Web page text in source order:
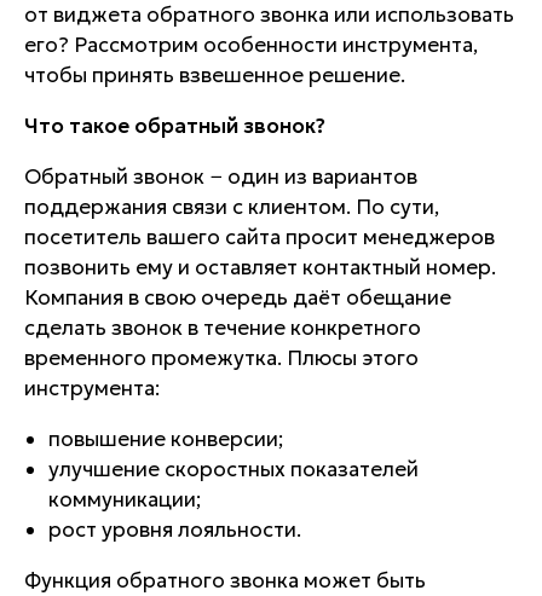
от виджета обратного звонка или использовать
его? Рассмотрим особенности инструмента,
чтобы принять взвешенное решение.
Что такое обратный звонок?
Обратный звонок − один из вариантов
поддержания связи с клиентом. По сути,
посетитель вашего сайта просит менеджеров
позвонить ему и оставляет контактный номер.
Компания в свою очередь даёт обещание
сделать звонок в течение конкретного
временного промежутка. Плюсы этого
инструмента:
повышение конверсии;
улучшение скоростных показателей
коммуникации;
рост уровня лояльности.
Функция обратного звонка может быть